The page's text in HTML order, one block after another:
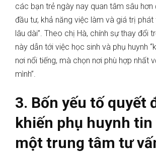
các bạn trẻ ngày nay quan tâm sâu hơn
đầu tư, khả năng việc làm và giá trị phát
lâu dài”. Theo chị Hà, chính sự thay đổi
này dẫn tới việc học sinh và phụ huynh
nơi nổi tiếng, mà chọn nơi phù hợp nhất
mình”.
3. Bốn yếu tố quyết
khiến phụ huynh
một trung tâm tư